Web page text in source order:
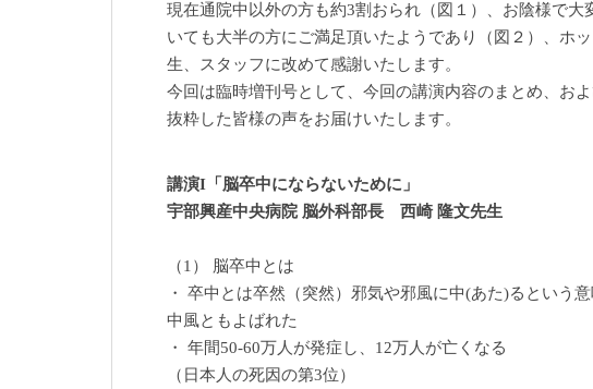
現在通院中以外の方も約3割おられ（図１）、お陰様で
いても大半の方にご満足頂いたようであり（図２）、ホ
生、スタッフに改めて感謝いたします。
今回は臨時増刊号として、今回の講演内容のまとめ、お
抜粋した皆様の声をお届けいたします。
講演I「脳卒中にならないために」
宇部興産中央病院 脳外科部長 西崎 隆文先生
（1） 脳卒中とは
・ 卒中とは卒然（突然）邪気や邪風に中(あた)るという
中風ともよばれた
・ 年間50-60万人が発症し、12万人が亡くなる
（日本人の死因の第3位）